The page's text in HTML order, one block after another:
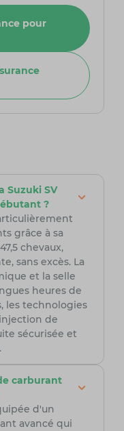
pour
Suzuki SV
?
grâce à sa
chevaux,
sans excès. La
et la selle
heures de
les technologies
de
sécurisée et
carburant
d'un
avancé qui